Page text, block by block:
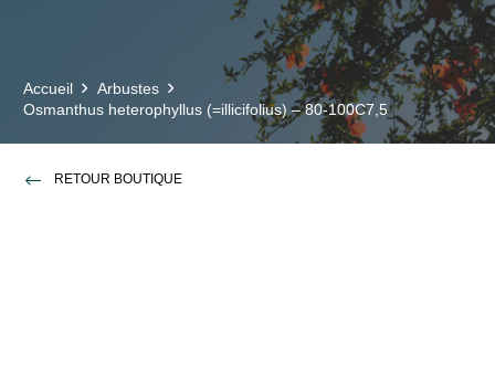
Accueil
Arbustes
Osmanthus heterophyllus (=illicifolius) – 80-100C7,5
RETOUR BOUTIQUE